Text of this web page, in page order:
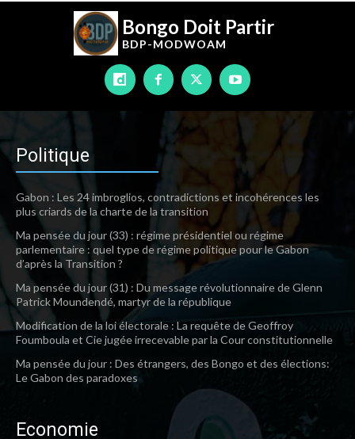
Bongo Doit Partir
BDP-MODWOAM
Politique
Gabon : Les 24 imbroglios, contradictions et incohérences les
plus criards de la charte de la transition
Ma pensée du jour (33) : régime présidentiel ou régime
parlementaire : quel type de régime politique pour le Gabon
d’après la Transition ?
Ma pensée du jour (31) : Du message révolutionnaire de Glenn
Patrick Moundendé, martyr de la république
Modification de la loi électorale : La requête de Geoffroy
Foumboula et Cie jugée irrecevable par la Cour constitutionnelle
Ma pensée du jour : Des étrangers, des Bongo et des élections:
Le Gabon des paradoxes
Economie